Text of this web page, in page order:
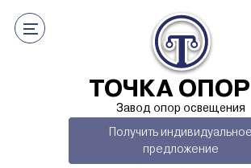
ТОЧКА
Завод опор освещения
Получить индивидуальное
предложение